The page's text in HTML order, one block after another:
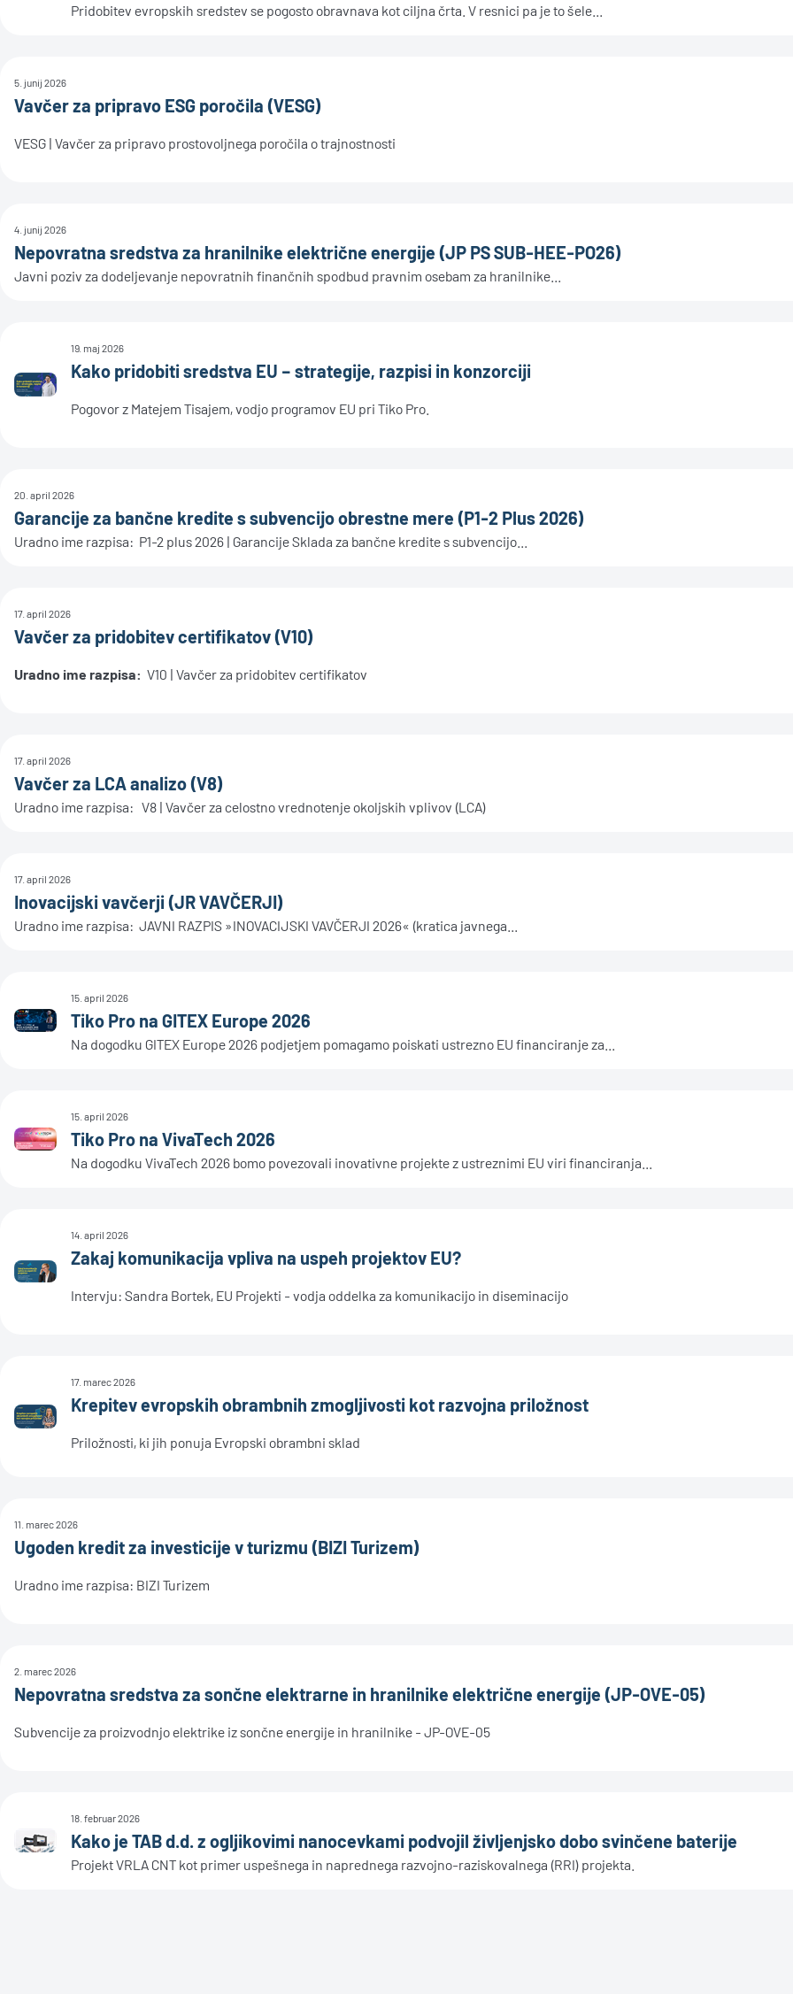
Pridobitev evropskih sredstev se pogosto obravnava kot ciljna črta. V resnici pa je to šele...
5. junij 2026
Vavčer za pripravo ESG poročila (VESG)
VESG | Vavčer za pripravo prostovoljnega poročila o trajnostnosti
4. junij 2026
Nepovratna sredstva za hranilnike električne energije (JP PS SUB-HEE-PO26)
Javni poziv za dodeljevanje nepovratnih finančnih spodbud pravnim osebam za hranilnike...
19. maj 2026
Kako pridobiti sredstva EU – strategije, razpisi in konzorciji
Pogovor z Matejem Tisajem, vodjo programov EU pri Tiko Pro.
20. april 2026
Garancije za bančne kredite s subvencijo obrestne mere (P1-2 Plus 2026)
Uradno ime razpisa: P1-2 plus 2026 | Garancije Sklada za bančne kredite s subvencijo...
17. april 2026
Vavčer za pridobitev certifikatov (V10)
Uradno ime razpisa: V10 | Vavčer za pridobitev certifikatov
17. april 2026
Vavčer za LCA analizo (V8)
Uradno ime razpisa: V8 | Vavčer za celostno vrednotenje okoljskih vplivov (LCA)
17. april 2026
Inovacijski vavčerji (JR VAVČERJI)
Uradno ime razpisa: JAVNI RAZPIS »INOVACIJSKI VAVČERJI 2026« (kratica javnega...
15. april 2026
Tiko Pro na GITEX Europe 2026
Na dogodku GITEX Europe 2026 podjetjem pomagamo poiskati ustrezno EU financiranje za...
15. april 2026
Tiko Pro na VivaTech 2026
Na dogodku VivaTech 2026 bomo povezovali inovativne projekte z ustreznimi EU viri financiranja...
14. april 2026
Zakaj komunikacija vpliva na uspeh projektov EU?
Intervju: Sandra Bortek, EU Projekti - vodja oddelka za komunikacijo in diseminacijo
17. marec 2026
Krepitev evropskih obrambnih zmogljivosti kot razvojna priložnost
Priložnosti, ki jih ponuja Evropski obrambni sklad
11. marec 2026
Ugoden kredit za investicije v turizmu (BIZI Turizem)
Uradno ime razpisa: BIZI Turizem
2. marec 2026
Nepovratna sredstva za sončne elektrarne in hranilnike električne energije (JP-OVE-05)
Subvencije za proizvodnjo elektrike iz sončne energije in hranilnike - JP-OVE-05
18. februar 2026
Kako je TAB d.d. z ogljikovimi nanocevkami podvojil življenjsko dobo svinčene baterije
Projekt VRLA CNT kot primer uspešnega in naprednega razvojno-raziskovalnega (RRI) projekta.